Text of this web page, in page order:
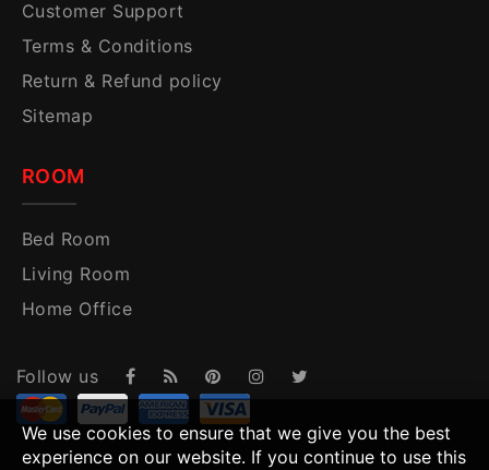
Customer Support
Terms & Conditions
Return & Refund policy
Sitemap
ROOM
Bed Room
Living Room
Home Office
Follow us
We use cookies to ensure that we give you the best
experience on our website. If you continue to use this